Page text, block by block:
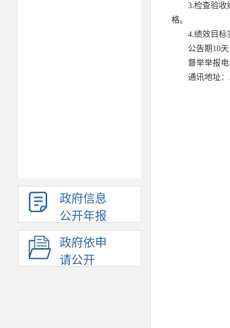
政府信息
公开年报
政府依申
请公开
3.检查验收
格。
4.绩效目标
公告期10
督举举报电
通讯地址